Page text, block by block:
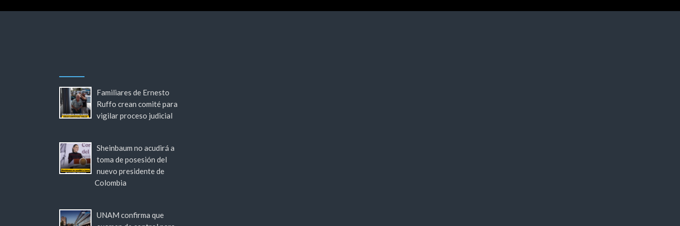
Familiares de Ernesto
Ruffo crean comité para
vigilar proceso judicial
Sheinbaum no acudirá a
toma de posesión del
nuevo presidente de
Colombia
UNAM confirma que